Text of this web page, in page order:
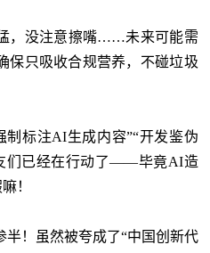
，没注意擦嘴……未来可能需
保只吸收合规营养，不碰垃圾
制标注AI生成内容”“开发鉴伪
们已经在行动了——毕竟AI造
！
半！虽然被夸成了“中国创新代